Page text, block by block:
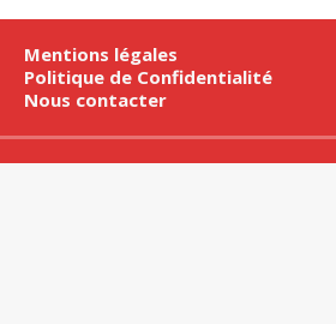
Mentions légales
Politique de Confidentialité
Nous contacter